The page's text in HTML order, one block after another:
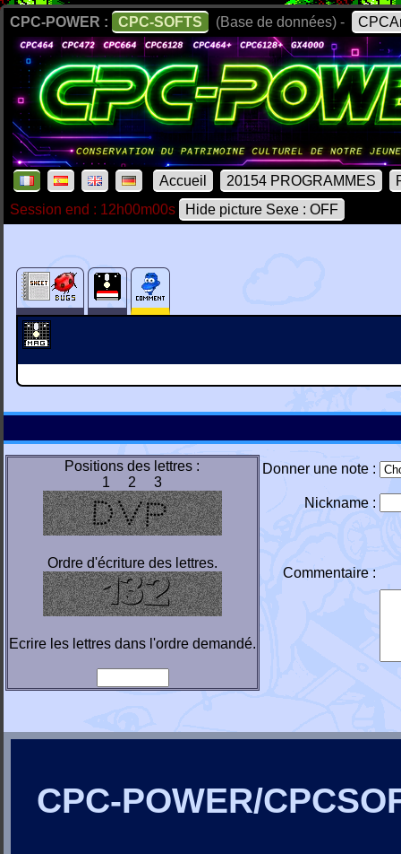
CPC-POWER : CPC-SOFTS (Base de données) -
Accueil 20154 PROGRAMMES
Session end : 12h00m00s
Hide picture Sexe : OFF
Positions des lettres :
1 2 3
Ordre d'écriture des lettres.
Ecrire les lettres dans l'ordre demandé.
Donner une note :
Nickname :
Commentaire :
CPC-POWER/